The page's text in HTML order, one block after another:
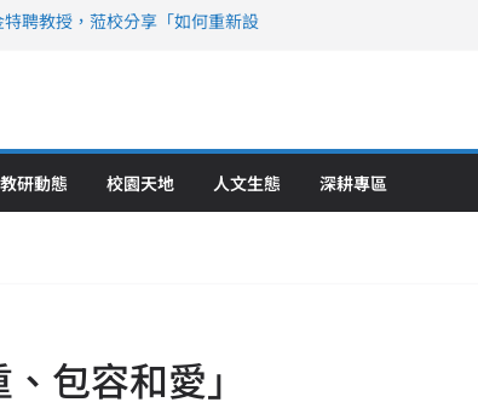
特聘教授，蒞校分享「如何重新設
亞歐洲盃國際發明展雙金牌暨雙
創新獲國際肯定
教研動態 校園天地 人文生態 深耕專區
包容和愛」